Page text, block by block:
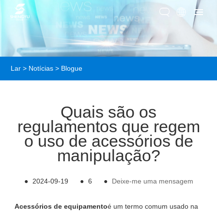
Lar > Notícias > Blogue
Quais são os
regulamentos que regem
o uso de acessórios de
manipulação?
● 2024-09-19 ● 6 ● Deixe-me uma mensagem
Acessórios de equipamentoé um termo comum usado na